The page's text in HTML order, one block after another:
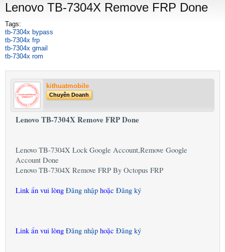
Lenovo TB-7304X Remove FRP Done
Tags:
tb-7304x bypass
tb-7304x frp
tb-7304x gmail
tb-7304x rom
kithuatmobile
Chuyên Doanh
Lenovo TB-7304X Remove FRP Done
Lenovo TB-7304X Lock Google Account,Remove Google
Account Done
Lenovo TB-7304X Remove FRP By Octopus FRP
Link ẩn vui lòng Đăng nhập hoặc Đăng ký
Link ẩn vui lòng Đăng nhập hoặc Đăng ký